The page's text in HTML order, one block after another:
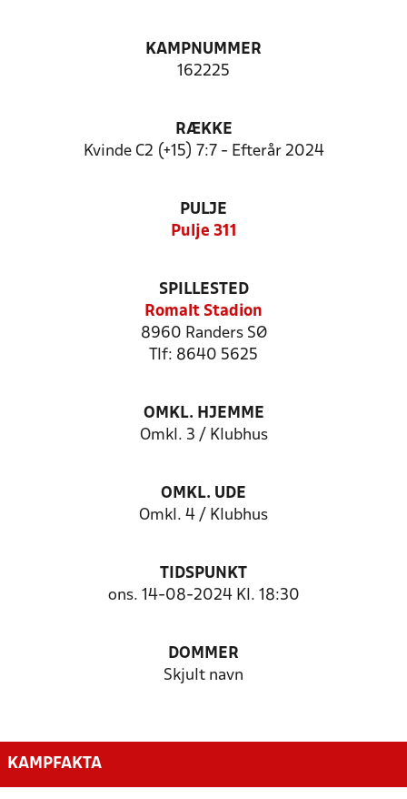
KAMPNUMMER
162225
RÆKKE
Kvinde C2 (+15) 7:7 - Efterår 2024
PULJE
Pulje 311
SPILLESTED
Romalt Stadion
8960 Randers SØ
Tlf: 8640 5625
OMKL. HJEMME
Omkl. 3 / Klubhus
OMKL. UDE
Omkl. 4 / Klubhus
TIDSPUNKT
ons. 14-08-2024 Kl. 18:30
DOMMER
Skjult navn
KAMPFAKTA